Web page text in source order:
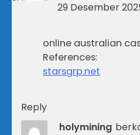
29 Desember
online australian
References:
starsgrp.net
Reply
holymining